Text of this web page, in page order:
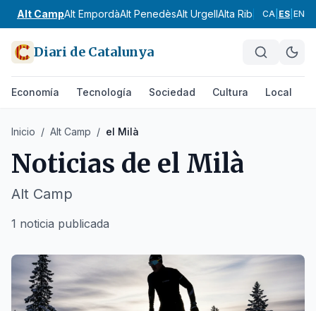
Alt CampAlt EmpordàAlt PenedèsAlt UrgellAlta RibagorçaAnoia
CA ES EN
Diari de Catalunya
Economía Tecnología Sociedad Cultura Local
Inicio / Alt Camp / el Milà
Noticias de el Milà
Alt Camp
1 noticia publicada